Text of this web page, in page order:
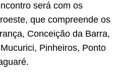
será com os
que compreende os
Conceição da Barra,
Pinheiros, Ponto